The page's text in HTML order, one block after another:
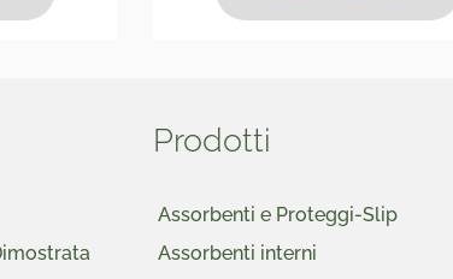
Prodotti
Assorbenti e Proteggi-Slip
Assorbenti interni